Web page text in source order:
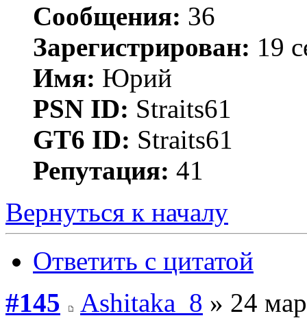
Сообщения: 36
Зарегистрирован: 19
Имя: Юрий
PSN ID: Straits61
GT6 ID: Straits61
Репутация: 41
Вернуться к началу
Ответить с цитатой
#145
Ashitaka_8 » 24